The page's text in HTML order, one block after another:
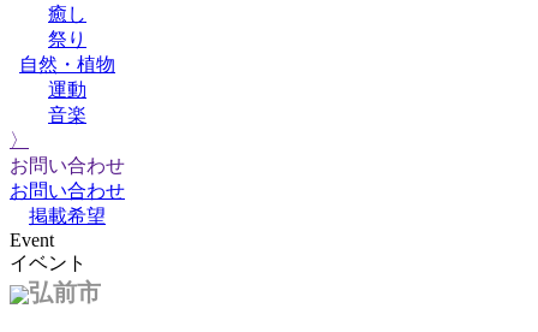
癒し
祭り
自然・植物
運動
音楽
〉
お問い合わせ
お問い合わせ
掲載希望
Event
イベント
弘前市